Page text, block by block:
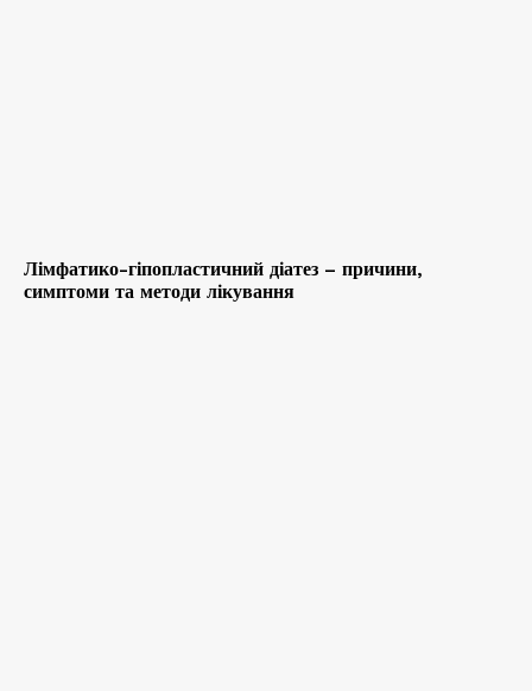
Лімфатико-гіпопластичний діатез – причини,
симптоми та методи лікування